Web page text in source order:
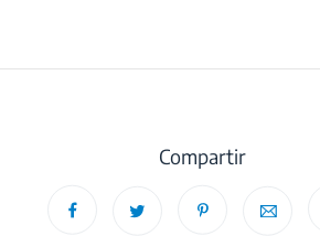
Compartir